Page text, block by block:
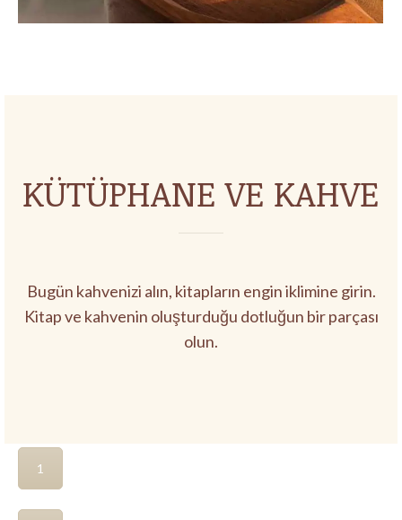
KÜTÜPHANE VE KAHVE
Bugün kahvenizi alın, kitapların engin iklimine girin.
Kitap ve kahvenin oluşturduğu dotluğun bir parçası
olun.
1